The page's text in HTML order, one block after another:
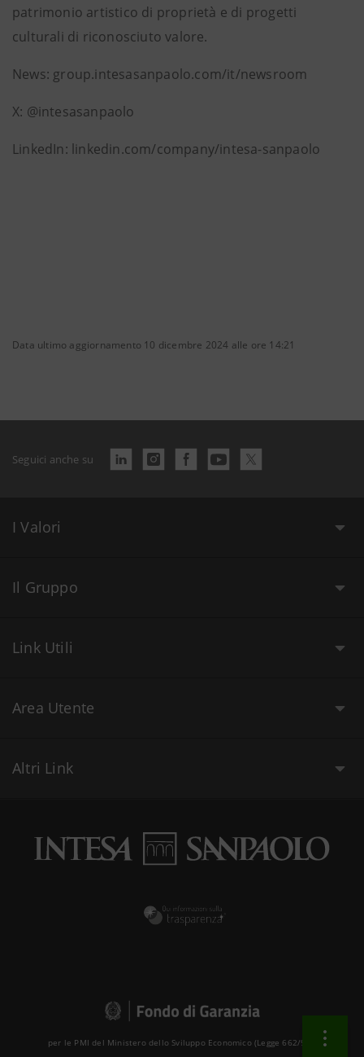
patrimonio artistico di proprietà e di progetti
culturali di riconosciuto valore.
News: group.intesasanpaolo.com/it/newsroom
X: @intesasanpaolo
LinkedIn: linkedin.com/company/intesa-sanpaolo
Data ultimo aggiornamento 10 dicembre 2024 alle ore 14:21
Seguici anche su
I Valori
Il Gruppo
Link Utili
Area Utente
Altri Link
per le PMI del Ministero dello Sviluppo Economico (Legge 662/96 )